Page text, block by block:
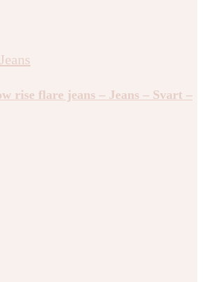
Jeans
rise flare jeans – Jeans – Svart –